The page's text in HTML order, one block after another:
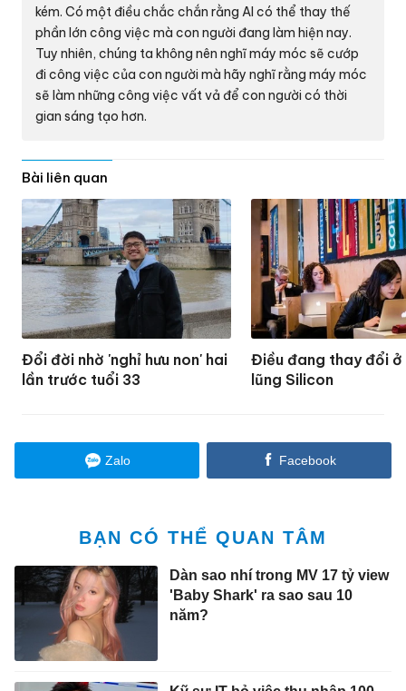
kém. Có một điều chắc chắn rằng AI có thể thay thế
phần lớn công việc mà con người đang làm hiện nay.
Tuy nhiên, chúng ta không nên nghĩ máy móc sẽ cướp
đi công việc của con người mà hãy nghĩ rằng máy móc
sẽ làm những công việc vất vả để con người có thời
gian sáng tạo hơn.
Bài liên quan
Đổi đời nhờ 'nghỉ hưu non' hai
lần trước tuổi 33
Điều đang thay đổi ở
lũng Silicon
Zalo Facebook
BẠN CÓ THỂ QUAN TÂM
Dàn sao nhí trong MV 17 tỷ view
'Baby Shark' ra sao sau 10
năm?